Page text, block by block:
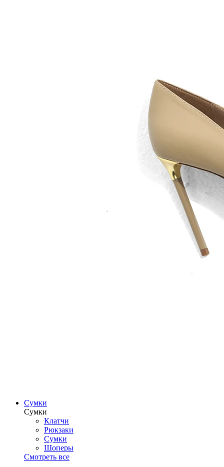
Сумки
Сумки
Клатчи
Рюкзаки
Сумки
Шоперы
Смотреть все